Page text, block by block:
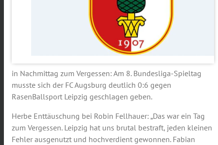
in Nachmittag zum Vergessen: Am 8. Bundesliga-Spieltag
musste sich der FC Augsburg deutlich 0:6 gegen
RasenBallsport Leipzig geschlagen geben.
Herbe Enttäuschung bei Robin Fellhauer: „Das war ein Tag
zum Vergessen. Leipzig hat uns brutal bestraft, jeden kleinen
Fehler ausgenutzt und hochverdient gewonnen. Fabian